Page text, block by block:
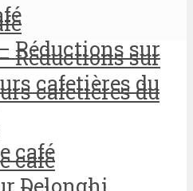
Réductions sur
cafetières du
café
Delonghi
Réductions sur
cafetières du
café